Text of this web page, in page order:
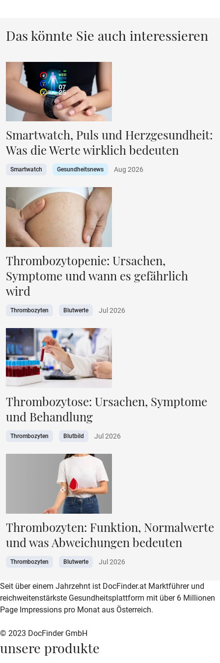
Das könnte Sie auch interessieren
Smartwatch, Puls und Herzgesundheit:
Was die Werte wirklich bedeuten
Smartwatch Gesundheitsnews Aug 2026
Thrombozytopenie: Ursachen,
Symptome und wann es gefährlich
wird
Thrombozyten Blutwerte Jul 2026
Thrombozytose: Ursachen, Symptome
und Behandlung
Thrombozyten Blutbild Jul 2026
Thrombozyten: Funktion, Normalwerte
und was Abweichungen bedeuten
Thrombozyten Blutwerte Jul 2026
zur DocFinder-Startseite
logo icon
Seit über einem Jahrzehnt ist DocFinder.at Marktführer und
reichweitenstärkste Gesundheitsplattform mit über 6 Millionen
Page Impressions pro Monat aus Österreich.
© 2023 DocFinder GmbH
unsere produkte